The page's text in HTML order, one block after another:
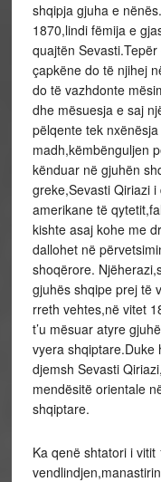
shqipja gjuha e
1870,lindi fëmija e
quajtën
çapkëne do të njihej
do të vazhdonte
dhe mësuesja e saj
pëlqente tek
madh,këmbënguljen
kënduar në gjuhën
greke,Sevasti Qiriazi
amerikane të
kishte asaj kohe me
dallohet në
shoqërore.
gjuhës shqipe prej të
rreth vehtes,në vitet
t’u mësuar atyre
vyera shqiptare.Duke
djemsh Sevasti
mendësitë orientale
shqiptare.
Ka qenë shtatori i